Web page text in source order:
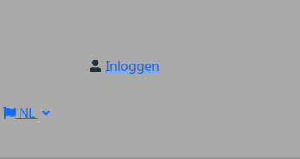
Inloggen
NL